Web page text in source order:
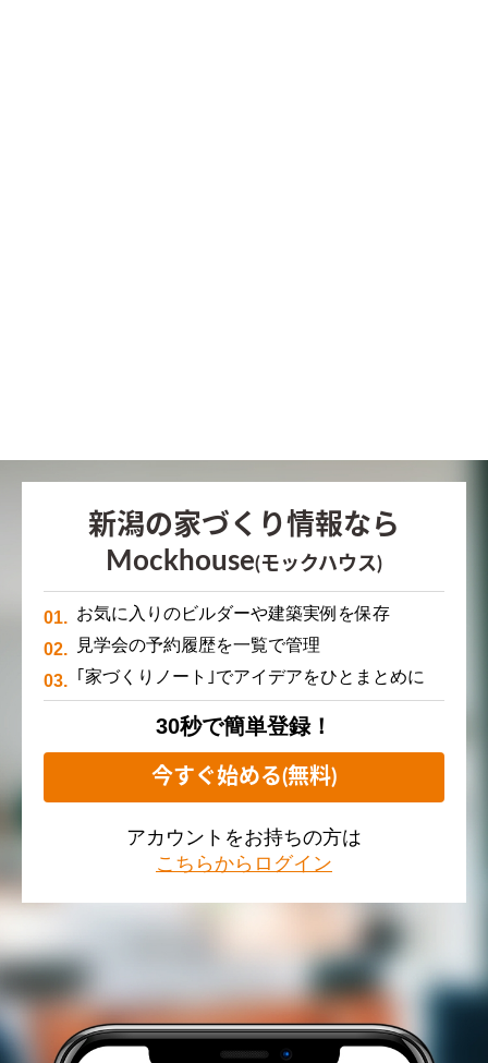
新潟の家づくり情報なら
Mockhouse(モックハウス)
お気に入りのビルダーや建築実例を保存
見学会の予約履歴を一覧で管理
｢家づくりノート｣でアイデアをひとまとめに
30秒で簡単登録！
今すぐ始める(無料)
アカウントをお持ちの方は
こちらからログイン